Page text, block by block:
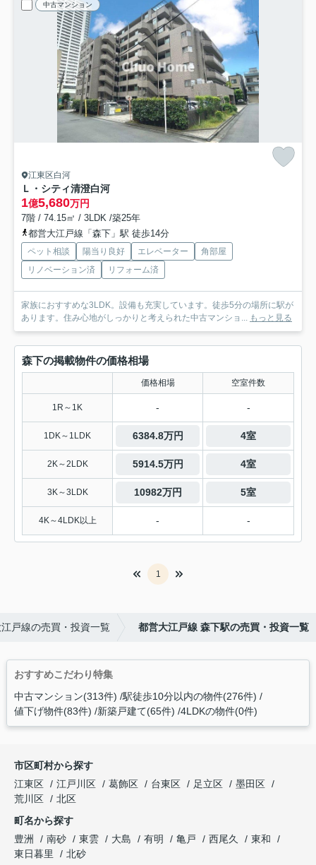
中古マンション
江東区白河
Ｌ・シティ清澄白河
1億5,680万円
7階 / 74.15㎡ / 3LDK /築25年
都営大江戸線「森下」駅 徒歩14分
ペット相談 陽当り良好 エレベーター
角部屋
リノベーション済
リフォーム済
家族におすすめな3LDK。設備も充実しています。徒歩5分の場所に駅が
あります。住み心地がしっかりと考えられた中古マンショ... もっと見る
森下の掲載物件の価格相場
価格相場 空室件数
1R～1K - -
1DK～1LDK 6384.8万円 4室
2K～2LDK 5914.5万円 4室
3K～3LDK 10982万円 5室
4K～4LDK以上 - -
1
戸線の売買・投資一覧 都営大江戸線 森下駅の売買・投資一覧
おすすめこだわり特集
中古マンション(313件) 駅徒歩10分以内の物件(276件)
値下げ物件(83件) 新築戸建て(65件) 4LDKの物件(0件)
市区町村から探す
江東区
江戸川区 葛飾区 台東区 足立区
墨田区
荒川区
北区
町名から探す
豊洲
南砂 東雲 大島 有明 亀戸 西尾久
東和
東日暮里
北砂